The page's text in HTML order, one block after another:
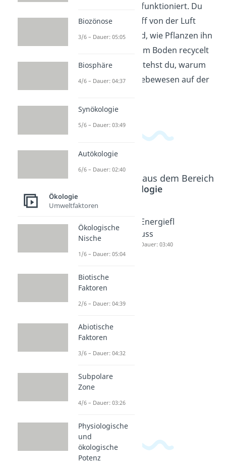
Stickstoffkreislauf funktioniert. Du
lernst, wie Stickstoff von der Luft
aufgenommen wird, wie Pflanzen ihn
nutzen und wie er im Boden recycelt
wird. Am Ende verstehst du, warum
Stickstoff für alle Lebewesen auf der
Beliebte Inhalte aus dem Bereich
Ökologie
Stoffkrei
slauf
reislauf
Energiefl
uss
Dauer: 03:40
Biozönose
3/6 – Dauer: 05:05
Biosphäre
4/6 – Dauer: 04:37
Synökologie
5/6 – Dauer: 03:49
Autökologie
6/6 – Dauer: 02:40
Ökologie
Umweltfaktoren
Ökologische
Nische
1/6 – Dauer: 05:04
Biotische
Faktoren
2/6 – Dauer: 04:39
Abiotische
Faktoren
3/6 – Dauer: 04:32
Subpolare
Zone
4/6 – Dauer: 03:26
Physiologische
und
ökologische
Potenz